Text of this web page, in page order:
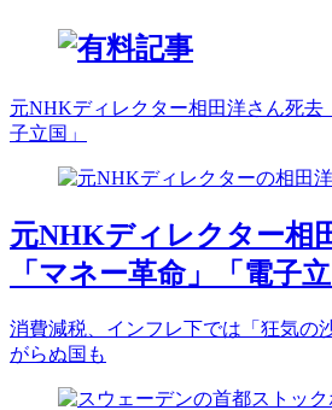
元NHKディレクター相田洋さん死
子立国」
元NHKディレクター相
「マネー革命」「電子立
消費減税、インフレ下では「狂気
がらぬ国も